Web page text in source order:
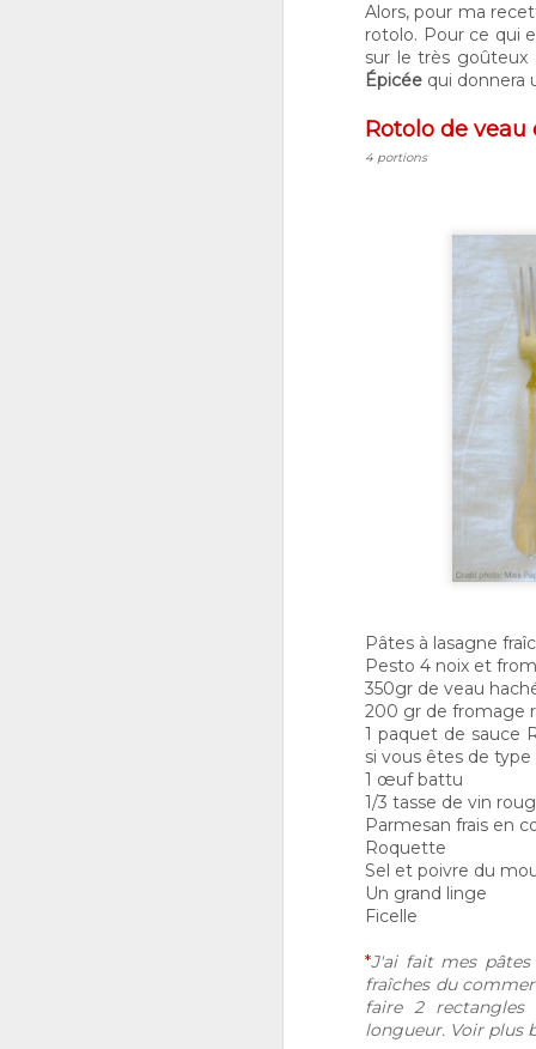
Alors, pour ma
rotolo. Pour ce qui
sur le très goûteux
Épicée qui donnera
Rotolo de veau
4 portions
Pâtes à lasagne
Pesto 4 noix et
350gr de veau
200 gr de fromage
1 paquet de sauce
si vous êtes de type
1 œuf battu
1/3 tasse de vin
Parmesan frais en
Roquette
Sel et poivre du
Un grand linge
Ficelle
*J'ai fait mes
fraîches du
faire 2
longueur. Voir plus